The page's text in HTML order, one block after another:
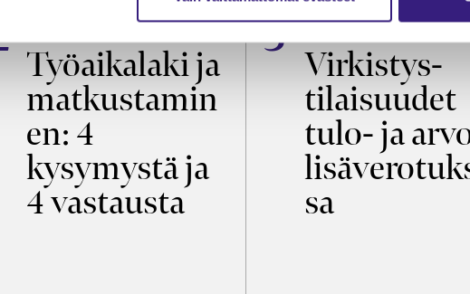
Työaikalaki ja
matkustamin
en: 4
kysymystä ja
4 vastausta
VEROTUS
Virkistys­
tilaisuudet
tulo- ja
sa